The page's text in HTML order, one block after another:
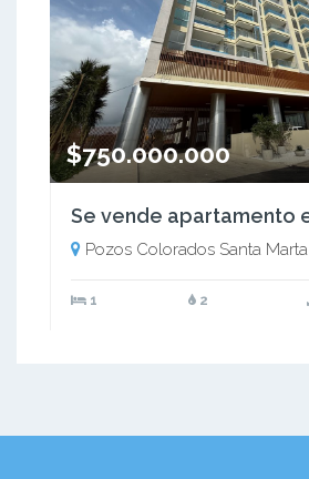
$750.000.000
Pozos Colorados Santa Marta
1 2